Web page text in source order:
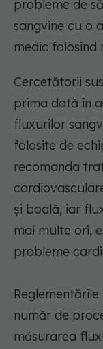
probleme de
sangvine cu o
medic folosind
Cercetătorii
prima dată în
fluxurilor
folosite de
recomanda
şi boală, iar
mai multe ori,
probleme
număr de
măsurarea